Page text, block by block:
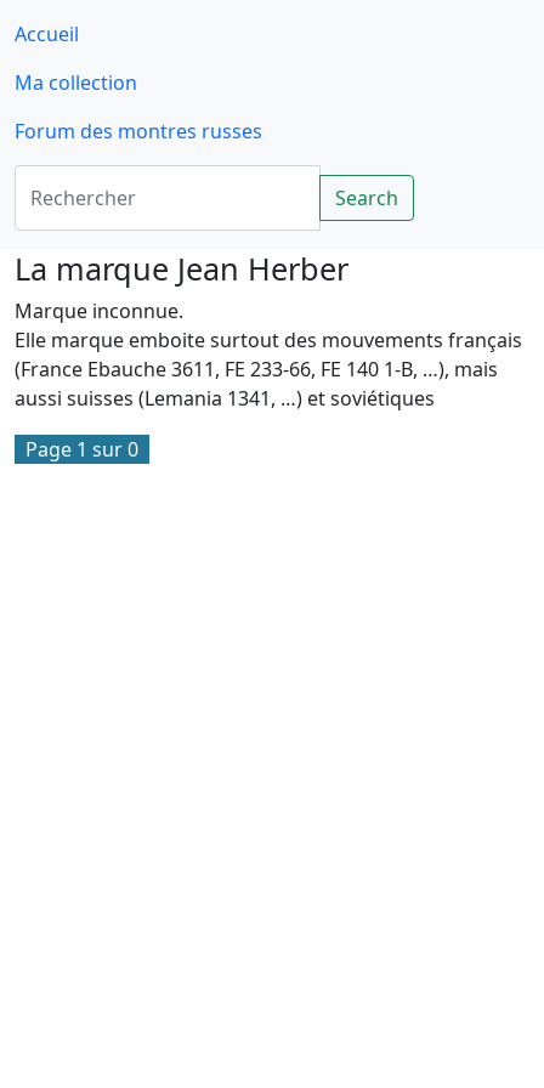
Accueil
Ma collection
Forum des montres russes
Rechercher
Search
La marque Jean Herber
Marque inconnue.
Elle marque emboite surtout des mouvements français
(France Ebauche 3611, FE 233-66, FE 140 1-B, …), mais
aussi suisses (Lemania 1341, …) et soviétiques
Page 1 sur 0